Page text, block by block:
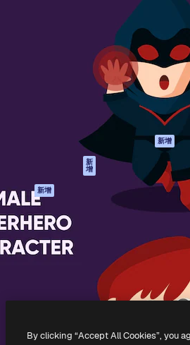
新
增
AI助手 新增
API
流動應用程式
所有Magnific工具
開始使用
Academy
文件
客服
使用條款
隱私政策
原創作品 新增
Cookie 政策
信任中心
聯盟夥伴
企業
By clicking “Accept All Cookies”, you